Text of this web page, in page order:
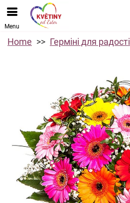
Menu
Home Герміні для радості